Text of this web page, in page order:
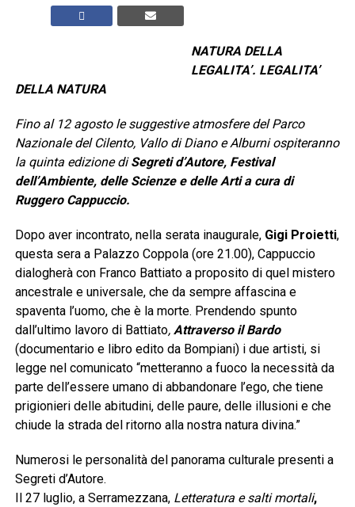
NATURA DELLA
LEGALITA’. LEGALITA’
DELLA NATURA
Fino al 12 agosto le suggestive atmosfere del Parco
Nazionale del Cilento, Vallo di Diano e Alburni ospiteranno
la quinta edizione diSegreti d’Autore, Festival
dell’Ambiente, delle Scienze e delle Arti a cura di
Ruggero Cappuccio.
Dopo aver incontrato, nella serata inaugurale, Gigi Proietti,
questa sera a Palazzo Coppola (ore 21.00), Cappuccio
dialogherà con Franco Battiato a proposito di quel mistero
ancestrale e universale, che da sempre affascina e
spaventa l’uomo, che è la morte. Prendendo spunto
dall’ultimo lavoro di Battiato, Attraverso il Bardo
(documentario e libro edito da Bompiani) i due artisti, si
legge nel comunicato “metteranno a fuoco la necessità da
parte dell’essere umano di abbandonare l’ego, che tiene
prigionieri delle abitudini, delle paure, delle illusioni e che
chiude la strada del ritorno alla nostra natura divina.”
Numerosi le personalità del panorama culturale presenti a
Segreti d’Autore.
Il 27 luglio, a Serramezzana, Letteratura e salti mortali,